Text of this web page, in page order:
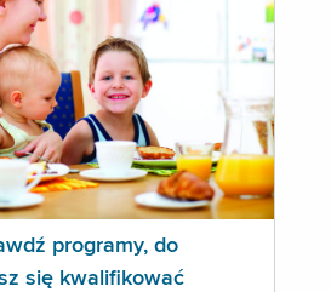
programy, do
się kwalifikować